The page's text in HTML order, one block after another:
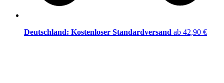
Deutschland: Kostenloser Standardversand ab 42,90 €